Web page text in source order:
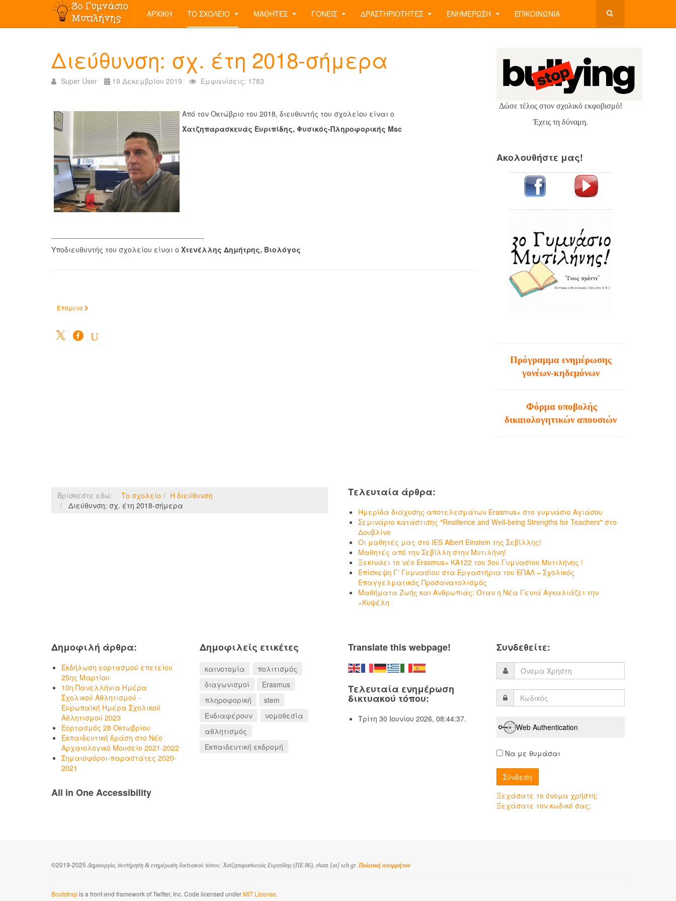
ΑΡΧΙΚΉ ΤΟ ΣΧΟΛΕΊΟ ΜΑΘΗΤΈΣ ΓΟΝΕΊΣ ΔΡΑΣΤΗΡΙΌΤΗΤΕΣ ΕΝΗΜΈΡΩΣΗ ΕΠΙΚΟΙΝΩΝΊΑ
Διεύθυνση: σχ. έτη 2018-σήμερα
Super User 19 Δεκεμβρίου 2019 Εμφανίσεις: 1783
Από τον Οκτώβριο του 2018, διευθυντής του σχολείου είναι ο
Χατζηπαρασκευάς Ευριπίδης, Φυσικός-Πληροφορικής Msc
Υποδιευθυντής του σχολείου είναι ο Χτενέλλης Δημήτρης, Βιολόγος
Επόμενο άρθρο: Διεύθυνση: σχ. έτη 2010-2018
Επόμενο
Δώσε τέλος στον σχολικό εκφοβισμό!
Έχεις τη δύναμη.
Ακολουθήστε μας!
Πρόγραμμα ενημέρωσης
γονέων-κηδεμόνων
Φόρμα υποβολής
δικαιολογητικών απουσιών
Βρίσκεστε εδώ: Το σχολείο
Η διεύθυνση
Διεύθυνση: σχ. έτη 2018-σήμερα
Τελευταία άρθρα:
Ημερίδα διάχυσης αποτελεσμάτων Erasmus+ στο γυμνάσιο Αγιάσου
Σεμινάριο κατάστισης "Resilience and Well-being Strengths for Teachers" στο
Δουβλίνο
Οι μαθητές μας στο IES Albert Einstein της Σεβίλλης!
Μαθητές από την Σεβίλλη στην Μυτιλήνη!
Ξεκινάει το νέο Erasmus+ KA122 του 3ου Γυμνασίου Μυτιλήνης !
Επίσκεψη Γ’ Γυμνασίου στα Εργαστήρια του ΕΠΑΛ – Σχολικός
Επαγγελματικός Προσανατολισμός
Μαθήματα Ζωής και Ανθρωπιάς: Όταν η Νέα Γενιά Αγκαλιάζει την
«Κυψέλη
Δημοφιλή άρθρα:
Εκδήλωση εορτασμού επετείου
25ης Μαρτίου
10η Πανελλήνια Ημέρα
Σχολικού Αθλητισμού -
Ευρωπαϊκή Ημέρα Σχολικού
Αθλητισμού 2023
Εορτασμός 28 Οκτωβρίου
Εκπαιδευτική δράση στο Νέο
Αρχαιολογικό Μουσείο 2021-2022
Σημαιοφόροι-παραστάτες 2020-
2021
All in One Accessibility
Δημοφιλείς ετικέτες
καινοτομία
πολιτισμός
διαγωνισμοί
Erasmus
πληροφορική
stem
Ενδιαφέρουν
νομοθεσία
αθλητισμός
Εκπαιδευτική εκδρομή
Translate this webpage!
Τελευταία ενημέρωση
δικτυακού τόπου:
Τρίτη 30 Ιουνίου 2026, 08:44:37.
Συνδεθείτε:
Web Authentication
Να με θυμάσαι
Ξεχάσατε το όνομα χρήστη;
Ξεχάσατε τον κωδικό σας;
©2019-2025 Δημιουργία, συντήρηση & ενημέρωση δικτυακού τόπου: Χατζηπαρασκευάς Ευριπίδης (ΠΕ 86), ehatz [at] sch.gr. Πολιτική απορρήτου
Bootstrapis a front-end framework of Twitter, Inc. Code licensed underMIT License.